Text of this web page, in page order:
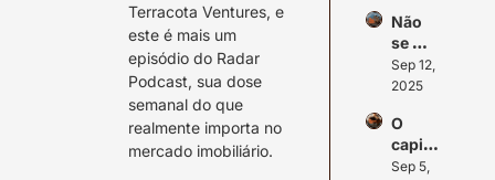
Terracota Ventures, e
este é mais um
episódio do Radar
Podcast, sua dose
semanal do que
realmente importa no
mercado imobiliário.
io?
iário
Não
se
deixe
engan
taxa
de
juros
Sep 12,
2025
O
capital
encurt
Sep 5,